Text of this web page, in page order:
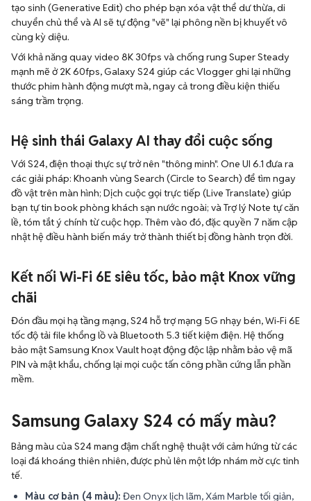
tạo sinh (Generative Edit) cho phép bạn xóa vật thể dư thừa, di
chuyển chủ thể và AI sẽ tự động "vẽ" lại phông nền bị khuyết vô
cùng kỳ diệu.
Với khả năng quay video 8K 30fps và chống rung Super Steady
mạnh mẽ ở 2K 60fps, Galaxy S24 giúp các Vlogger ghi lại những
thước phim hành động mượt mà, ngay cả trong điều kiện thiếu
sáng trầm trọng.
Hệ sinh thái Galaxy AI thay đổi cuộc sống
Với S24, điện thoại thực sự trở nên "thông minh". One UI 6.1 đưa ra
các giải pháp: Khoanh vùng Search (Circle to Search) để tìm ngay
đồ vật trên màn hình; Dịch cuộc gọi trực tiếp (Live Translate) giúp
bạn tự tin book phòng khách sạn nước ngoài; và Trợ lý Note tự căn
lề, tóm tắt ý chính từ cuộc họp. Thêm vào đó, đặc quyền 7 năm cập
nhật hệ điều hành biến máy trở thành thiết bị đồng hành trọn đời.
Kết nối Wi-Fi 6E siêu tốc, bảo mật Knox vững
chãi
Đón đầu mọi hạ tầng mạng, S24 hỗ trợ mạng 5G nhạy bén, Wi-Fi 6E
tốc độ tải file khổng lồ và Bluetooth 5.3 tiết kiệm điện. Hệ thống
bảo mật Samsung Knox Vault hoạt động độc lập nhằm bảo vệ mã
PIN và mật khẩu, chống lại mọi cuộc tấn công phần cứng lẫn phần
mềm.
Samsung Galaxy S24 có mấy màu?
Bảng màu của S24 mang đậm chất nghệ thuật với cảm hứng từ các
loại đá khoáng thiên nhiên, được phủ lên một lớp nhám mờ cực tinh
tế.
Màu cơ bản (4 màu): Đen Onyx lịch lãm, Xám Marble tối giản,